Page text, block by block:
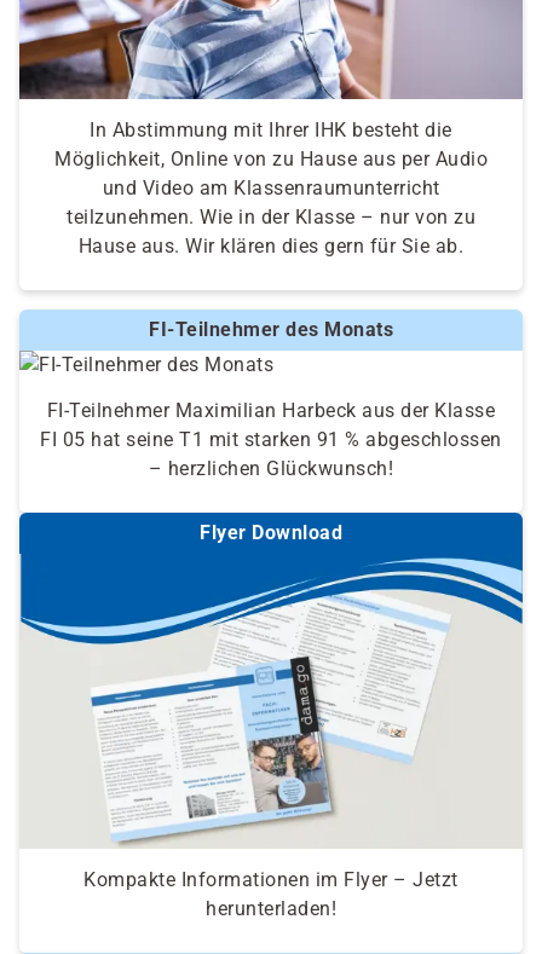
In Abstimmung mit Ihrer IHK besteht die
Möglichkeit, Online von zu Hause aus per Audio
und Video am Klassenraumunterricht
teilzunehmen. Wie in der Klasse – nur von zu
Hause aus. Wir klären dies gern für Sie ab.
FI-Teilnehmer des Monats
FI-Teilnehmer Maximilian Harbeck aus der Klasse
FI 05 hat seine T1 mit starken 91 % abgeschlossen
– herzlichen Glückwunsch!
Flyer Download
Kompakte Informationen im Flyer – Jetzt
herunterladen!